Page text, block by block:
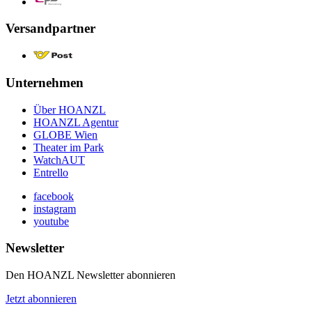
Versandpartner
Unternehmen
Über HOANZL
HOANZL Agentur
GLOBE Wien
Theater im Park
WatchAUT
Entrello
facebook
instagram
youtube
Newsletter
Den HOANZL Newsletter abonnieren
Jetzt abonnieren